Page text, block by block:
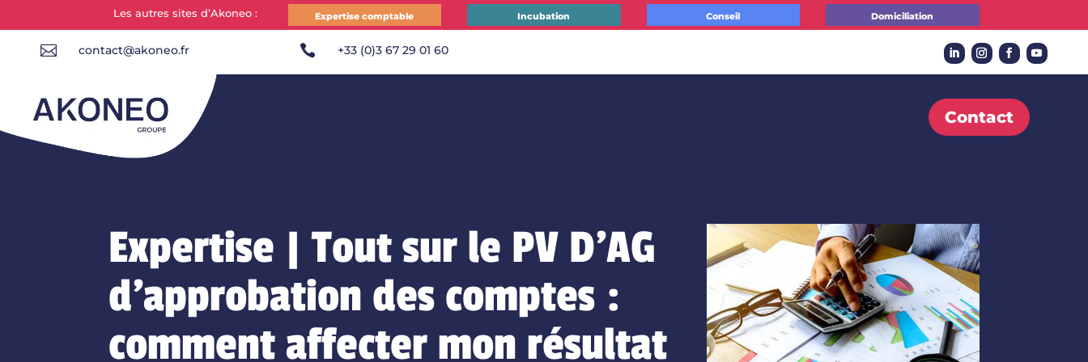
Les autres sites d’Akoneo : Expertise comptable Incubation Conseil Domiciliation
 contact@akoneo.fr  +33 (0)3 67 29 01 60
Contact
Expertise | Tout sur le PV D’AG
d’approbation des comptes :
comment affecter mon résultat